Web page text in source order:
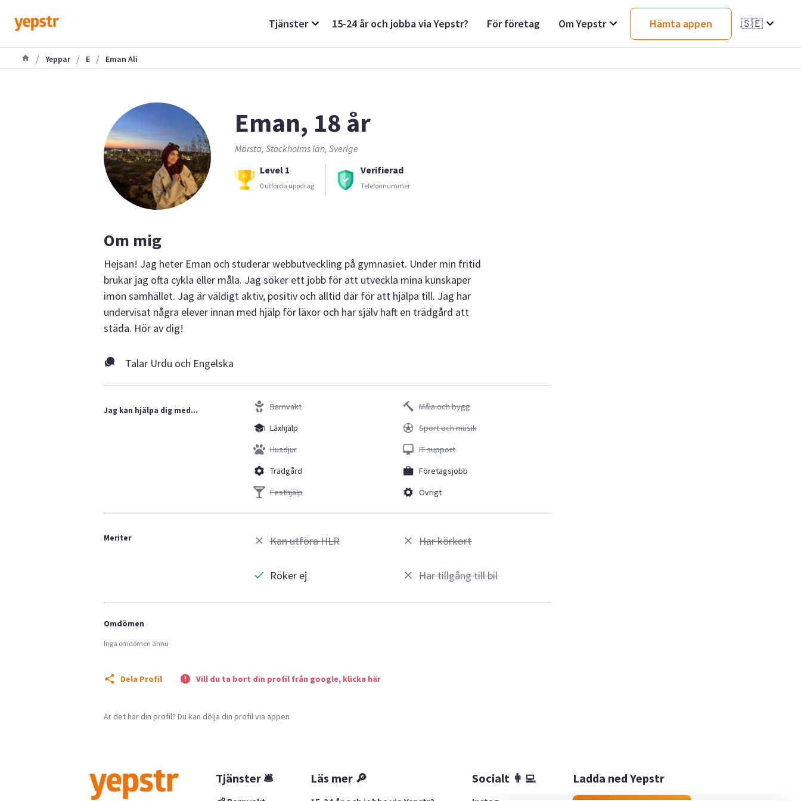
Tjänster 15-24 år och jobba via Yepstr? För företag Om Yepstr Hämta appen 🇸🇪
/ Yeppar / E / Eman Ali
Eman, 18 år
Märsta, Stockholms län, Sverige
Level 1
0 utförda uppdrag
Verifierad
Telefonnummer
Om mig
Hejsan! Jag heter Eman och studerar webbutveckling på gymnasiet. Under min fritid
brukar jag ofta cykla eller måla. Jag söker ett jobb för att utveckla mina kunskaper
imon samhället. Jag är väldigt aktiv, positiv och alltid där för att hjälpa till. Jag har
undervisat några elever innan med hjälp för läxor och har själv haft en trädgård att
städa. Hör av dig!
Talar Urdu och Engelska
Jag kan hjälpa dig med...
Barnvakt
Läxhjälp
Husdjur
Trädgård
Festhjälp
Måla och bygg
Sport och musik
IT support
Företagsjobb
Övrigt
Meriter Kan utföra HLR
Röker ej
Har körkort
Har tillgång till bil
Omdömen
Inga omdömen ännu
Dela Profil Vill du ta bort din profil från google, klicka här
Är det här din profil? Du kan dölja din profil via appen
Tjänster 🛎 Läs mer 🔎 Socialt 👩‍💻 Ladda ned Yepstr